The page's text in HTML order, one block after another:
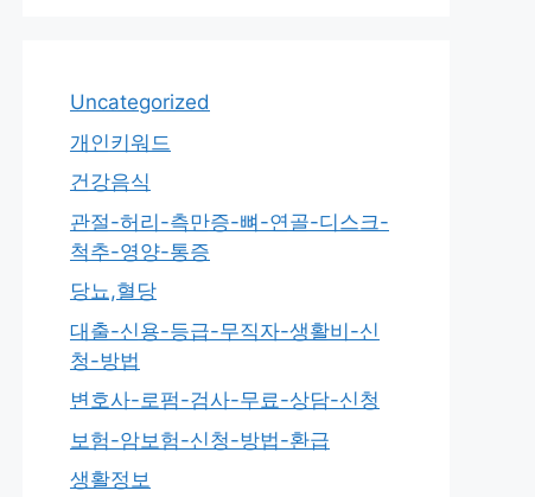
Uncategorized
개인키워드
건강음식
관절-허리-측만증-뼈-연골-디스크-
척추-영양-통증
당뇨,혈당
대출-신용-등급-무직자-생활비-신
청-방법
변호사-로펌-검사-무료-상담-신청
보험-암보험-신청-방법-환급
생활정보